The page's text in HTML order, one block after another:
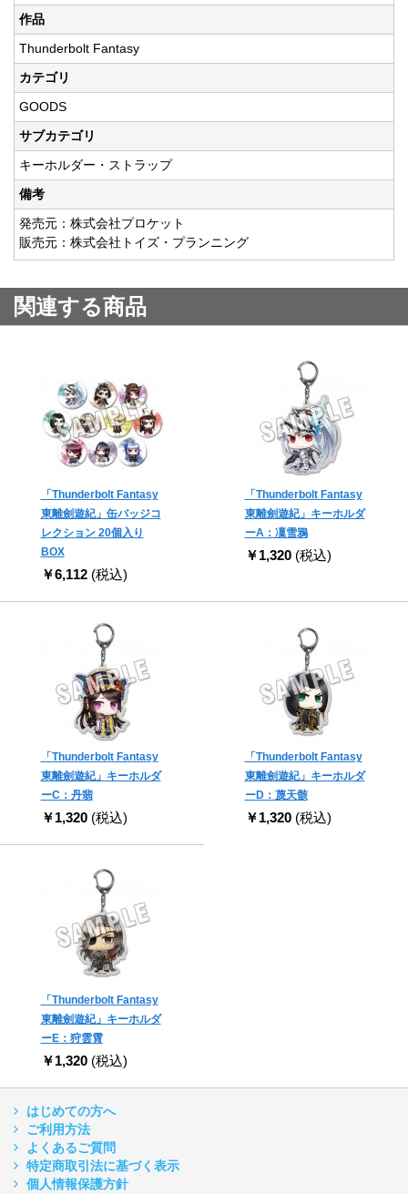
作品
Thunderbolt Fantasy
カテゴリ
GOODS
サブカテゴリ
キーホルダー・ストラップ
備考
発売元：株式会社プロケット
販売元：株式会社トイズ・プランニング
関連する商品
「Thunderbolt Fantasy
東離劍遊紀」缶バッジコ
レクション 20個入り
BOX
￥6,112 (税込)
「Thunderbolt Fantasy
東離劍遊紀」キーホルダ
ーA：凜雪鴉
￥1,320 (税込)
「Thunderbolt Fantasy
東離劍遊紀」キーホルダ
ーC：丹翡
￥1,320 (税込)
「Thunderbolt Fantasy
東離劍遊紀」キーホルダ
ーD：蔑天骸
￥1,320 (税込)
「Thunderbolt Fantasy
東離劍遊紀」キーホルダ
ーE：狩雲霄
￥1,320 (税込)
はじめての方へ
ご利用方法
よくあるご質問
特定商取引法に基づく表示
個人情報保護方針